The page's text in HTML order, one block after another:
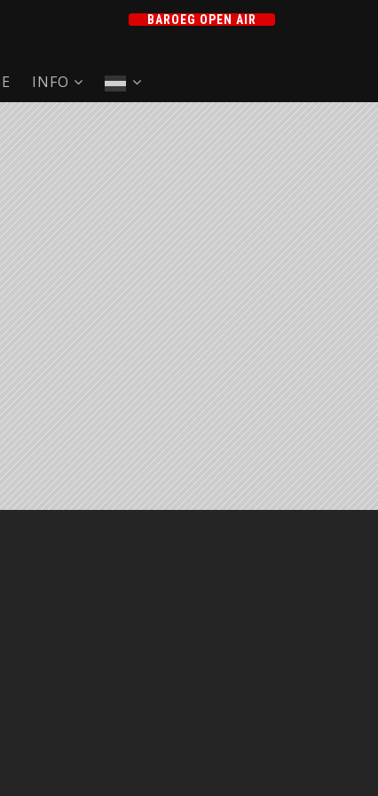
BAROEG OPEN AIR
INFO